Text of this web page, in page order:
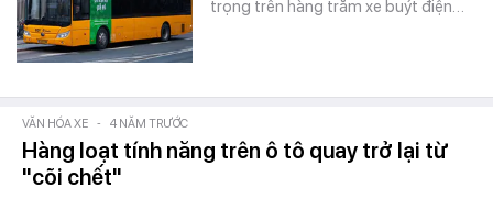
trọng trên hàng trăm xe buýt điện…
VĂN HÓA XE - 4 NĂM TRƯỚC
Hàng loạt tính năng trên ô tô quay trở lại từ
"cõi chết"